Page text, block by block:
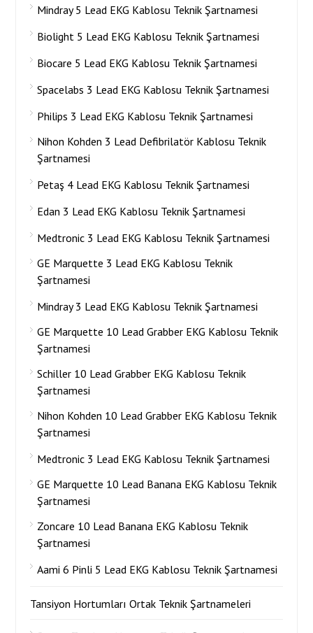
Mindray 5 Lead EKG Kablosu Teknik Şartnamesi
Biolight 5 Lead EKG Kablosu Teknik Şartnamesi
Biocare 5 Lead EKG Kablosu Teknik Şartnamesi
Spacelabs 3 Lead EKG Kablosu Teknik Şartnamesi
Philips 3 Lead EKG Kablosu Teknik Şartnamesi
Nihon Kohden 3 Lead Defibrilatör Kablosu Teknik
Şartnamesi
Petaş 4 Lead EKG Kablosu Teknik Şartnamesi
Edan 3 Lead EKG Kablosu Teknik Şartnamesi
Medtronic 3 Lead EKG Kablosu Teknik Şartnamesi
GE Marquette 3 Lead EKG Kablosu Teknik
Şartnamesi
Mindray 3 Lead EKG Kablosu Teknik Şartnamesi
GE Marquette 10 Lead Grabber EKG Kablosu Teknik
Şartnamesi
Schiller 10 Lead Grabber EKG Kablosu Teknik
Şartnamesi
Nihon Kohden 10 Lead Grabber EKG Kablosu Teknik
Şartnamesi
Medtronic 3 Lead EKG Kablosu Teknik Şartnamesi
GE Marquette 10 Lead Banana EKG Kablosu Teknik
Şartnamesi
Zoncare 10 Lead Banana EKG Kablosu Teknik
Şartnamesi
Aami 6 Pinli 5 Lead EKG Kablosu Teknik Şartnamesi
Tansiyon Hortumları Ortak Teknik Şartnameleri